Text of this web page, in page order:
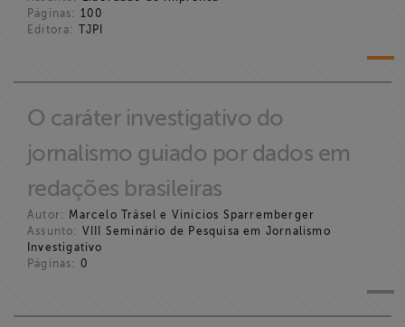
Páginas: 100
Editora:
TJPI
O caráter investigativo do
jornalismo guiado por dados em
redações brasileiras
Autor: Marcelo Träsel e Vinícios Sparremberger
Assunto: VIII Seminário de Pesquisa em Jornalismo
Investigativo
Páginas: 0